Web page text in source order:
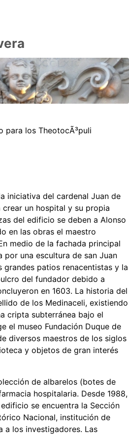
para los TheotocÃ³puli
iniciativa del cardenal Juan de
crear un hospital y su propia
del edificio se deben a Alonso
en las obras el maestro
medio de la fachada principal
una escultura de san Juan
grandes patios renacentistas y la
del fundador debido a
en 1603. La historia del
de los Medinaceli, existiendo
cripta subterránea bajo el
el museo Fundación Duque de
diversos maestros de los siglos
y objetos de gran interés
de albarelos (botes de
hospitalaria. Desde 1988,
se encuentra la Sección
Nacional, institución de
los investigadores. Las